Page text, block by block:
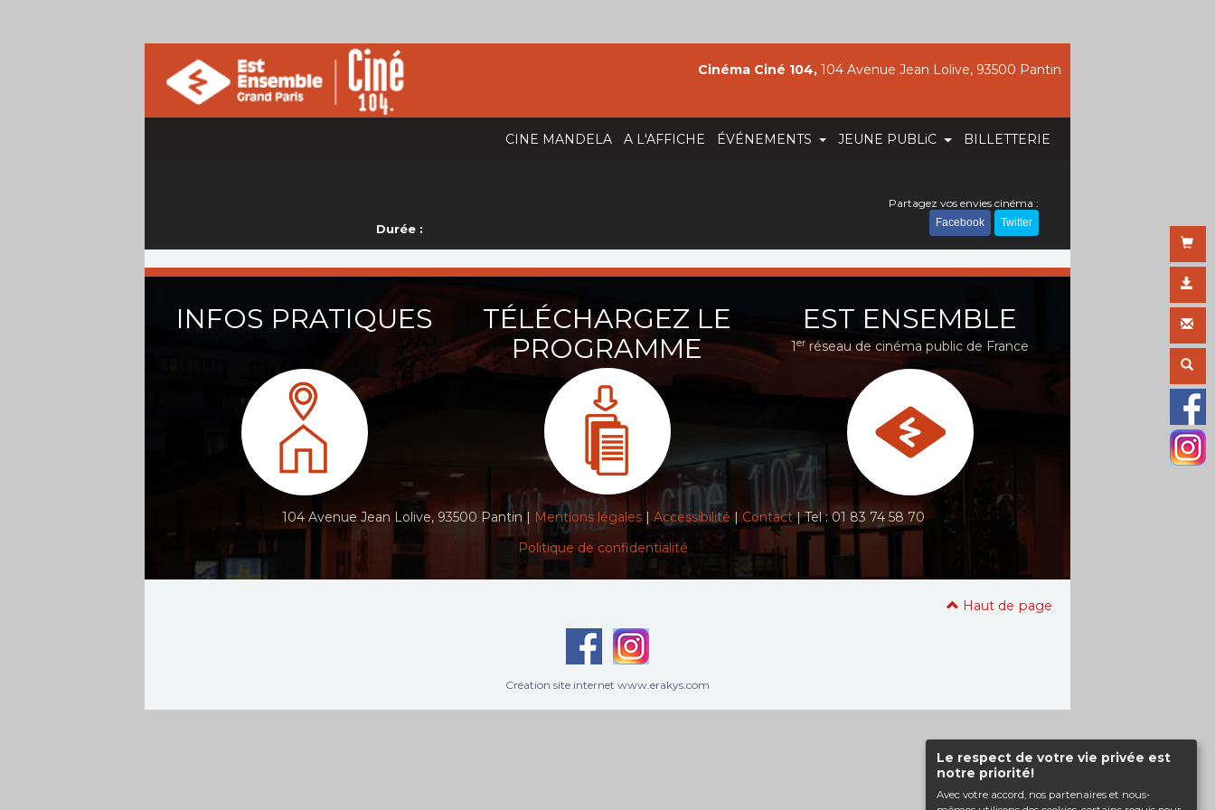
Le respect de votre vie privée est
notre priorité!
Avec votre accord, nos partenaires et nous-
CINE MANDELA A L'AFFICHE ÉVÉNEMENTS JEUNE PUBLiC BILLETTERIE
Cinéma Ciné 104, 104 Avenue Jean Lolive, 93500 Pantin
Durée :
Partagez vos envies cinéma :
Facebook Twitter
INFOS PRATIQUES
TÉLÉCHARGEZ LE
PROGRAMME
EST ENSEMBLE
1er réseau de cinéma public de France
104 Avenue Jean Lolive, 93500 Pantin | Mentions légales|Accessibilité | Contact| Tel : 01 83 74 58 70
Politique de confidentialité
Haut de page
Création site internet www.erakys.com